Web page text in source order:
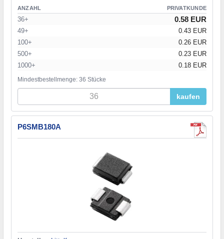
ANZAHL PRIVATKUNDE
36+ 0.58 EUR
49+
0.43 EUR
100+
0.26 EUR
500+
0.23 EUR
1000+
0.18 EUR
Mindestbestellmenge: 36 Stücke
kaufen
P6SMB180A